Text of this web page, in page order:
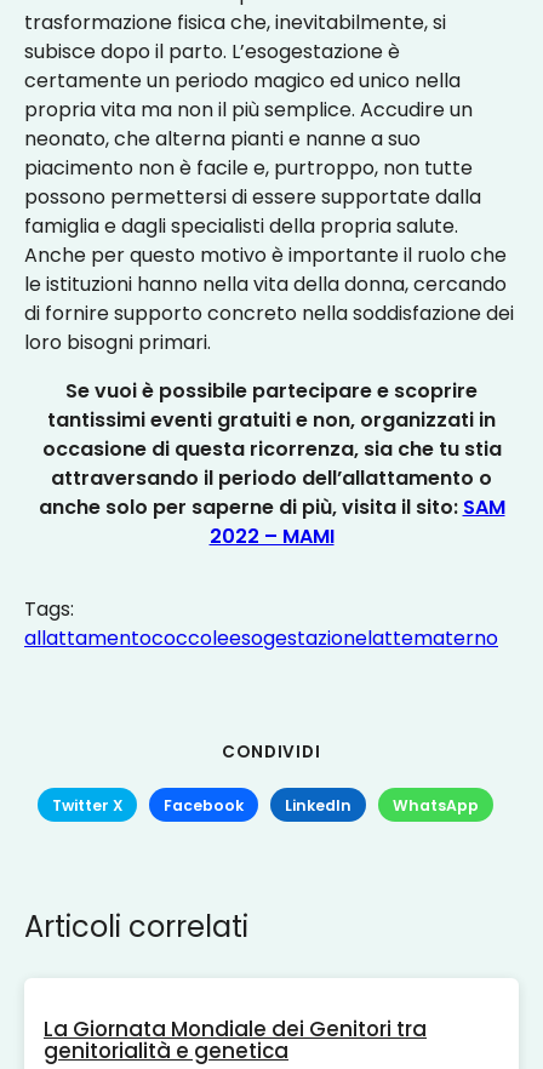
trasformazione fisica che, inevitabilmente, si
subisce dopo il parto. L’esogestazione è
certamente un periodo magico ed unico nella
propria vita ma non il più semplice. Accudire un
neonato, che alterna pianti e nanne a suo
piacimento non è facile e, purtroppo, non tutte
possono permettersi di essere supportate dalla
famiglia e dagli specialisti della propria salute.
Anche per questo motivo è importante il ruolo che
le istituzioni hanno nella vita della donna, cercando
di fornire supporto concreto nella soddisfazione dei
loro bisogni primari.
Se vuoi è possibile partecipare e scoprire
tantissimi eventi gratuiti e non, organizzati in
occasione di questa ricorrenza, sia che tu stia
attraversando il periodo dell’allattamento o
anche solo per saperne di più, visita il sito: SAM
2022 – MAMI
Tags:
allattamentococcoleesogestazionelattematerno
CONDIVIDI
Twitter X Facebook LinkedIn WhatsApp
Articoli correlati
La Giornata Mondiale dei Genitori tra
genitorialità e genetica